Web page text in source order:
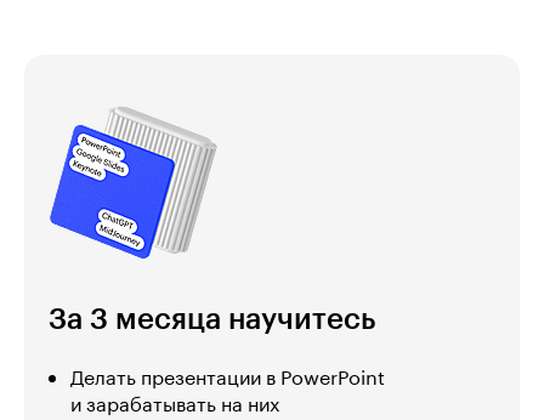
За 3 месяца научитесь
Делать презентации в PowerPoint
и зарабатывать на них